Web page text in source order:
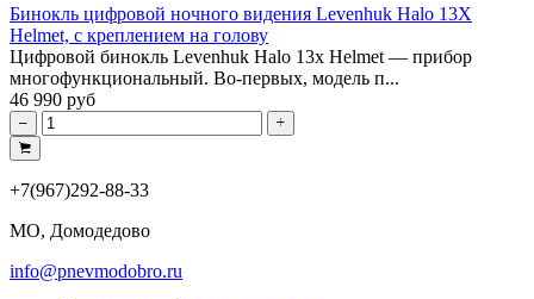
Бинокль цифровой ночного видения Levenhuk Halo 13X
Helmet, с креплением на голову
Цифровой бинокль Levenhuk Halo 13x Helmet — прибор
многофункциональный. Во-первых, модель п...
46 990 руб
+7(967)292-88-33
МО, Домодедово
info@pnevmodobro.ru